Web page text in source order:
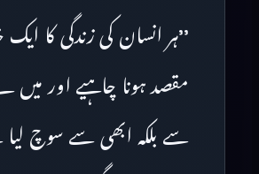
’’ہر انسان کی زندگی کا
مقصد ہونا چاہیے اور
سے بلکہ ابھی سے سوچ لیا